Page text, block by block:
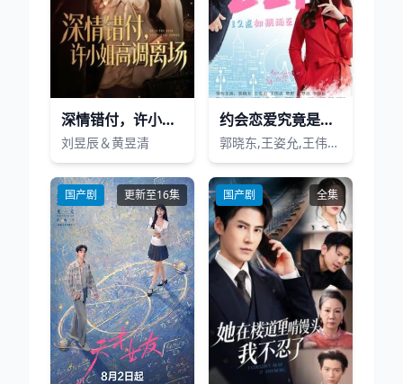
深情错付，许小姐高调离场
刘昱辰＆黄昱清
约会恋爱究竟是什么
郭晓东,王姿允,王伟忠,樊野,朱梦瑶,李泓良
国产剧 更新至16集 国产剧 全集